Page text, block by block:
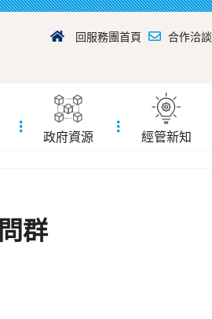
回服務團首頁 合作洽談
政府資源 經管新知
群